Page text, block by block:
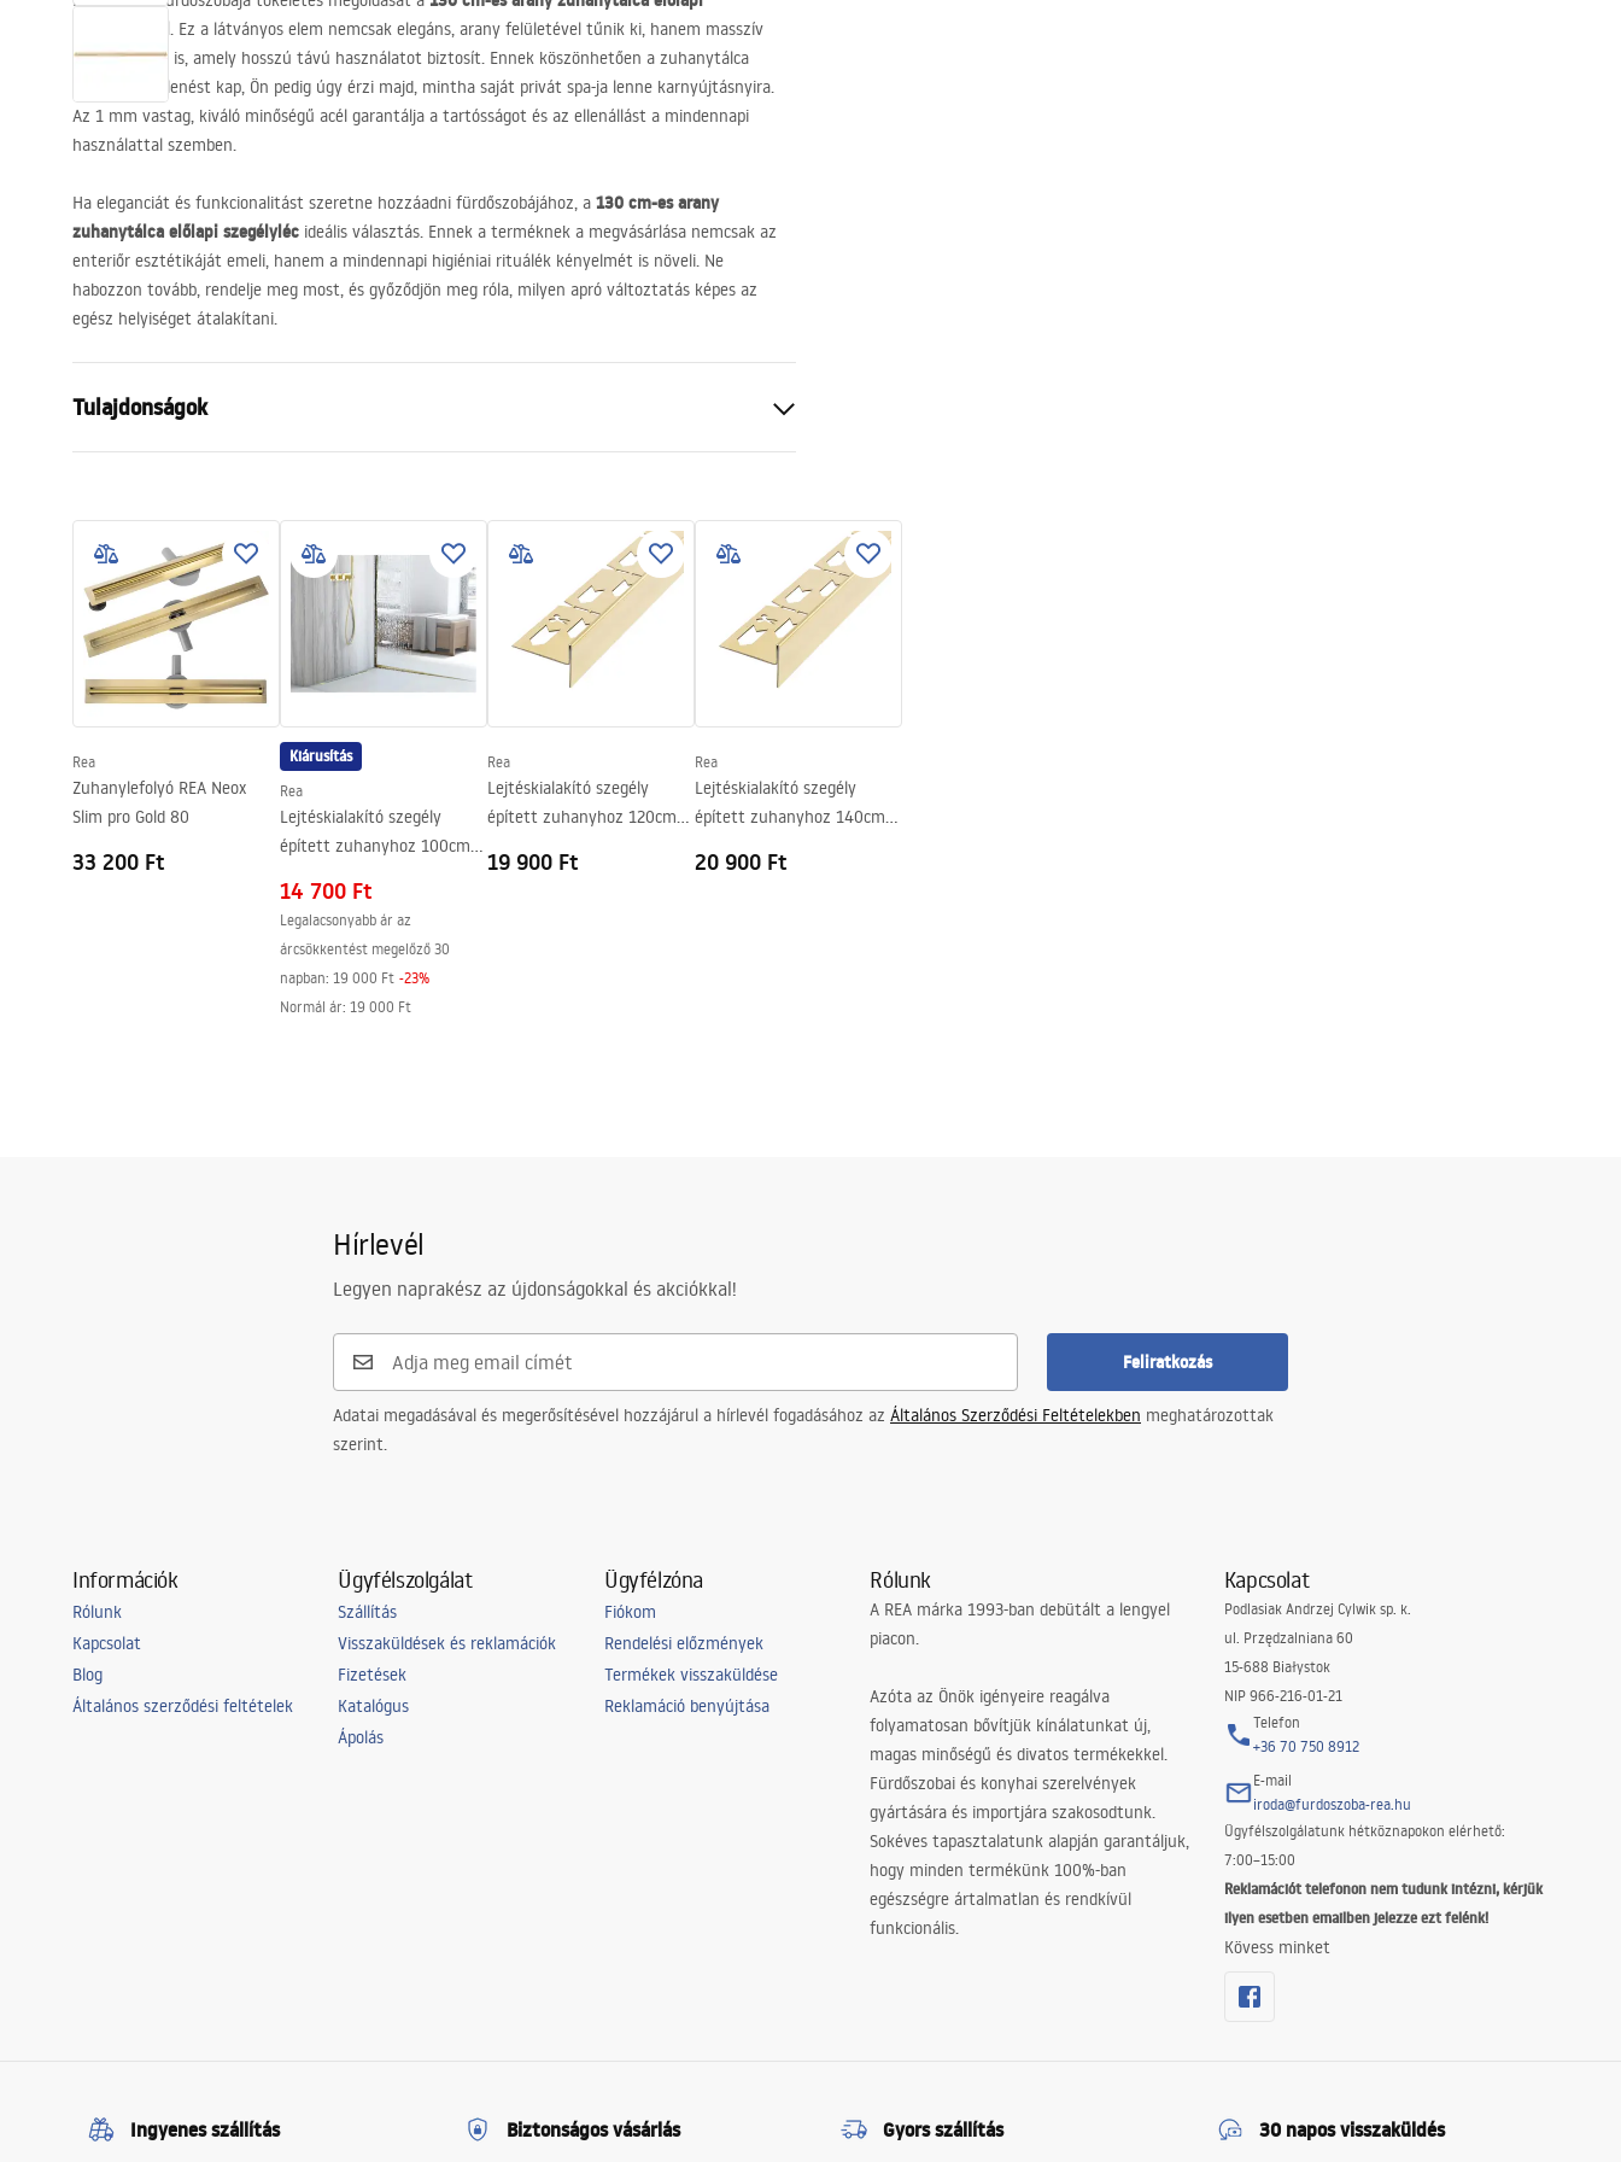
szegélyléccel. Ez a látványos elem nemcsak elegáns, arany felületével tűnik ki, hanem masszív
kialakításával is, amely hosszú távú használatot biztosít. Ennek köszönhetően a zuhanytálca
egyedi megjelenést kap, Ön pedig úgy érzi majd, mintha saját privát spa-ja lenne karnyújtásnyira.
Az 1 mm vastag, kiváló minőségű acél garantálja a tartósságot és az ellenállást a mindennapi
használattal szemben.
Ha eleganciát és funkcionalitást szeretne hozzáadni fürdőszobájához, a 130 cm-es arany
zuhanytálca előlapi szegélyléc ideális választás. Ennek a terméknek a megvásárlása nemcsak az
enteriőr esztétikáját emeli, hanem a mindennapi higiéniai rituálék kényelmét is növeli. Ne
habozzon tovább, rendelje meg most, és győződjön meg róla, milyen apró változtatás képes az
egész helyiséget átalakítani.
Tulajdonságok
Anyag
Rozsdamentes acél
Hosszúság
1300
Magasság
52
Szélesség
12
Acélvastagság
Garancia
24 Hónap
Rea
Zuhanylefolyó REA Neox
Slim pro Gold 80
33 200 Ft
Kiárusítás
Rea
Lejtéskialakító szegély
épített zuhanyhoz 100cm
14 700 Ft
Legalacsonyabb ár az
árcsökkentést megelőző 30
napban: 19 000 Ft -23%
Normál ár: 19 000 Ft
Rea
Lejtéskialakító szegély
épített zuhanyhoz 120cm
19 900 Ft
Rea
Lejtéskialakító szegély
épített zuhanyhoz 140cm
20 900 Ft
Hírlevél
Legyen naprakész az újdonságokkal és akciókkal!
Feliratkozás
Adatai megadásával és megerősítésével hozzájárul a hírlevél fogadásához az Általános Szerződési Feltételekben meghatározottak
szerint.
Információk
Rólunk
Kapcsolat
Blog
Általános szerződési feltételek
Ügyfélszolgálat
Szállítás
Visszaküldések és reklamációk
Fizetések
Katalógus
Ápolás
Ügyfélzóna
Fiókom
Rendelési előzmények
Termékek visszaküldése
Reklamáció benyújtása
Rólunk
A REA márka 1993-ban debütált a lengyel
piacon.
Azóta az Önök igényeire reagálva
folyamatosan bővítjük kínálatunkat új,
magas minőségű és divatos termékekkel.
Fürdőszobai és konyhai szerelvények
gyártására és importjára szakosodtunk.
Sokéves tapasztalatunk alapján garantáljuk,
hogy minden termékünk 100%-ban
egészségre ártalmatlan és rendkívül
funkcionális.
Kapcsolat
Podlasiak Andrzej Cylwik sp. k.
ul. Przędzalniana 60
15-688 Białystok
NIP 966-216-01-21
Telefon
+36 70 750 8912
E-mail
iroda@furdoszoba-rea.hu
Ügyfélszolgálatunk hétköznapokon elérhető:
7:00–15:00
Reklamációt telefonon nem tudunk intézni, kérjük
ilyen esetben emailben jelezze ezt felénk!
Kövess minket
Ingyenes szállítás Biztonságos vásárlás Gyors szállítás 30 napos visszaküldés